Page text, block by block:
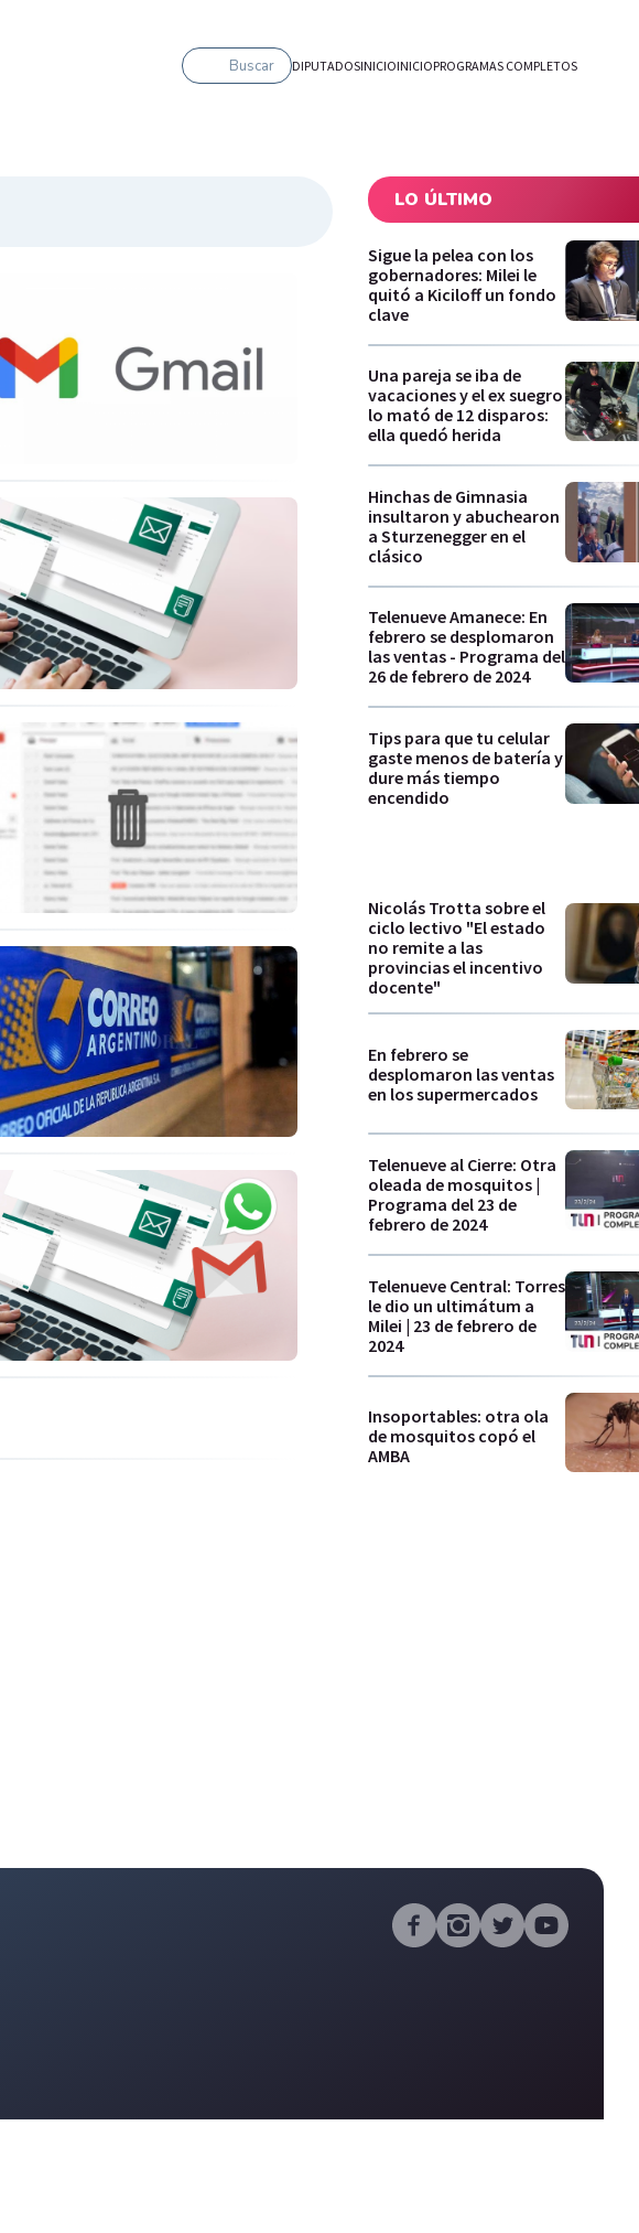
Buscar DIPUTADOSINICIOINICIOPROGRAMAS COMPLETOS
LO ÚLTIMO
Sigue la pelea con los
gobernadores: Milei le
quitó a Kiciloff un fondo
clave
Una pareja se iba de
vacaciones y el ex suegro
lo mató de 12 disparos:
ella quedó herida
Hinchas de Gimnasia
insultaron y abuchearon
a Sturzenegger en el
clásico
Telenueve Amanece: En
febrero se desplomaron
las ventas - Programa del
26 de febrero de 2024
Tips para que tu celular
gaste menos de batería y
dure más tiempo
encendido
Nicolás Trotta sobre el
ciclo lectivo "El estado
no remite a las
provincias el incentivo
docente"
En febrero se
desplomaron las ventas
en los supermercados
Telenueve al Cierre: Otra
oleada de mosquitos |
Programa del 23 de
febrero de 2024
Telenueve Central: Torres
le dio un ultimátum a
Milei | 23 de febrero de
2024
Insoportables: otra ola
de mosquitos copó el
AMBA